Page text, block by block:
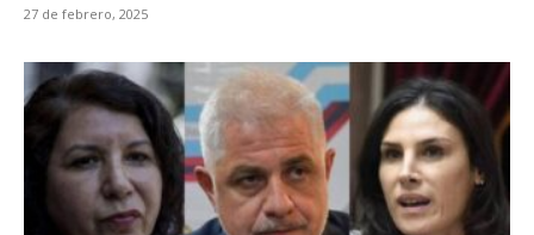
27 de febrero, 2025